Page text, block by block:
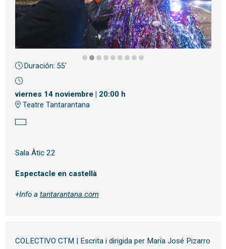
Diapositiva 2 de 9
Duración: 55'
viernes 14 noviembre| 20:00 h
Teatre Tantarantana
Sala Àtic 22
Espectacle en castellà
+Info a tantarantana.com
COLECTIVO CTM | Escrita i dirigida per María José Pizarro